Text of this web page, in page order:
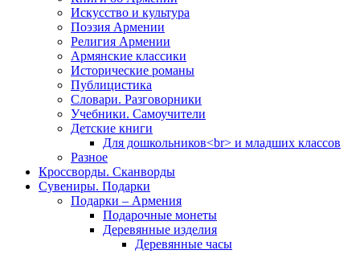
Иcкусство и культура
Поэзия Армении
Религия Армении
Армянские классики
Исторические романы
Публицистика
Словари. Разговорники
Учебники. Самоучители
Детские книги
Для дошкольников<br> и младших классов
Разное
Кроссворды. Сканворды
Сувениры. Подарки
Подарки – Армения
Подарочные монеты
Деревянные изделия
Деревянные часы